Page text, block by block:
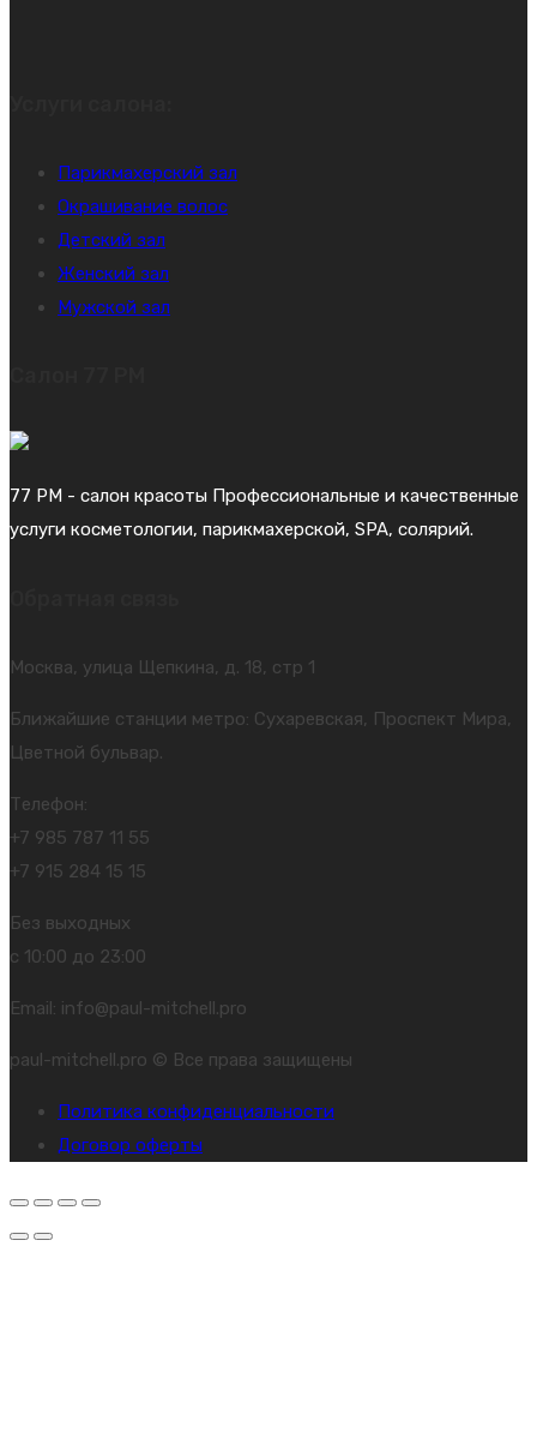
Парикмахерский зал
Окрашивание волос
Детский зал
Женский зал
Мужской зал
77 PM - салон красоты Профессиональные и качественные
услуги косметологии, парикмахерской, SPA, солярий.
Москва, улица Щепкина, д. 18, стр 1
Ближайшие станции метро: Сухаревская, Проспект Мира,
Цветной бульвар.
Телефон:
+7 985 787 11 55
+7 915 284 15 15
Без выходных
с 10:00 до 23:00
Email: info@paul-mitchell.pro
paul-mitchell.pro © Все права защищены
Политика конфиденциальности
Договор оферты